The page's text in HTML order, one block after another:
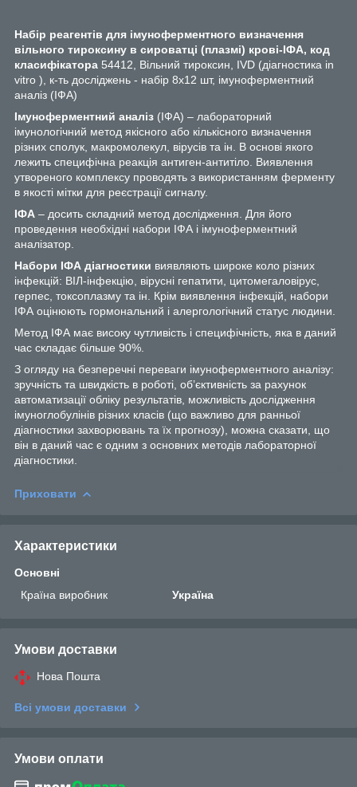
Набір реагентів для імуноферментного визначення
вільного тироксину в сироватці (плазмі) крові-ІФА, код
класифікатора 54412, Вільний тироксин, IVD (діагностика in
vitro ), к-ть досліджень - набір 8х12 шт, імуноферментний
аналіз (ІФА)
Імуноферментний аналіз (ІФА) – лабораторний
імунологічний метод якісного або кількісного визначення
різних сполук, макромолекул, вірусів та ін. В основі якого
лежить специфічна реакція антиген-антитіло. Виявлення
утвореного комплексу проводять з використанням ферменту
в якості мітки для реєстрації сигналу.
ІФА – досить складний метод дослідження. Для його
проведення необхідні набори ІФА і імуноферментний
аналізатор.
Набори ІФА діагностики виявляють широке коло різних
інфекцій: ВІЛ-інфекцію, вірусні гепатити, цитомегаловірус,
герпес, токсоплазму та ін. Крім виявлення інфекцій, набори
ІФА оцінюють гормональний і алергологічний статус людини.
Метод ІФА має високу чутливість і специфічність, яка в даний
час складає більше 90%.
З огляду на безперечні переваги імуноферментного аналізу:
зручність та швидкість в роботі, об’єктивність за рахунок
автоматизації обліку результатів, можливість дослідження
імуноглобулінів різних класів (що важливо для ранньої
діагностики захворювань та їх прогнозу), можна сказати, що
він в даний час є одним з основних методів лабораторної
діагностики.
Приховати
Характеристики
Основні
Країна виробник
Україна
Умови доставки
Нова Пошта
Всі умови доставки
Умови оплати